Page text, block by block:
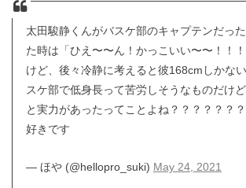
太田駿静くんがバスケ部のキャプテンだっ
た時は「ひえ〜〜ん！かっこいい〜〜！！
けど、後々冷静に考えると彼168cmしかな
スケ部で低身長って苦労しそうなものだけ
と実力があったってことよね？？？？？？？
好きです
— ほや (@hellopro_suki) May 24, 2021